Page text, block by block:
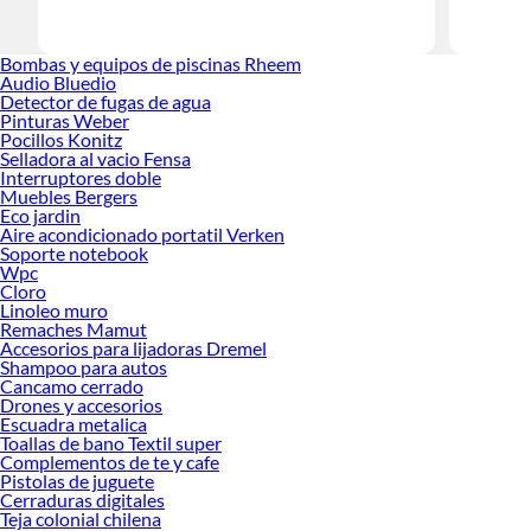
Bombas y equipos de piscinas Rheem
Audio Bluedio
Detector de fugas de agua
Pinturas Weber
Pocillos Konitz
Selladora al vacio Fensa
Interruptores doble
Muebles Bergers
Eco jardin
Aire acondicionado portatil Verken
Soporte notebook
Wpc
Cloro
Linoleo muro
Remaches Mamut
Accesorios para lijadoras Dremel
Shampoo para autos
Cancamo cerrado
Drones y accesorios
Escuadra metalica
Toallas de bano Textil super
Complementos de te y cafe
Pistolas de juguete
Cerraduras digitales
Teja colonial chilena